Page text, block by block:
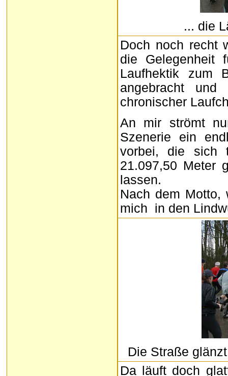
... die
Doch noch recht
die Gelegenheit
Laufhektik zum
angebracht
chronischer
An mir strömt
Szenerie ein
vorbei, die sich
21.097,50 Meter
lassen.
Nach dem
mich in den
Die Straße
Da läuft doch